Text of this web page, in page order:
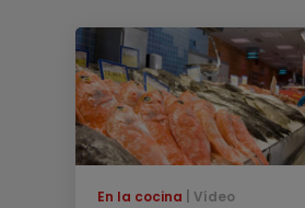
En la cocina Vídeo